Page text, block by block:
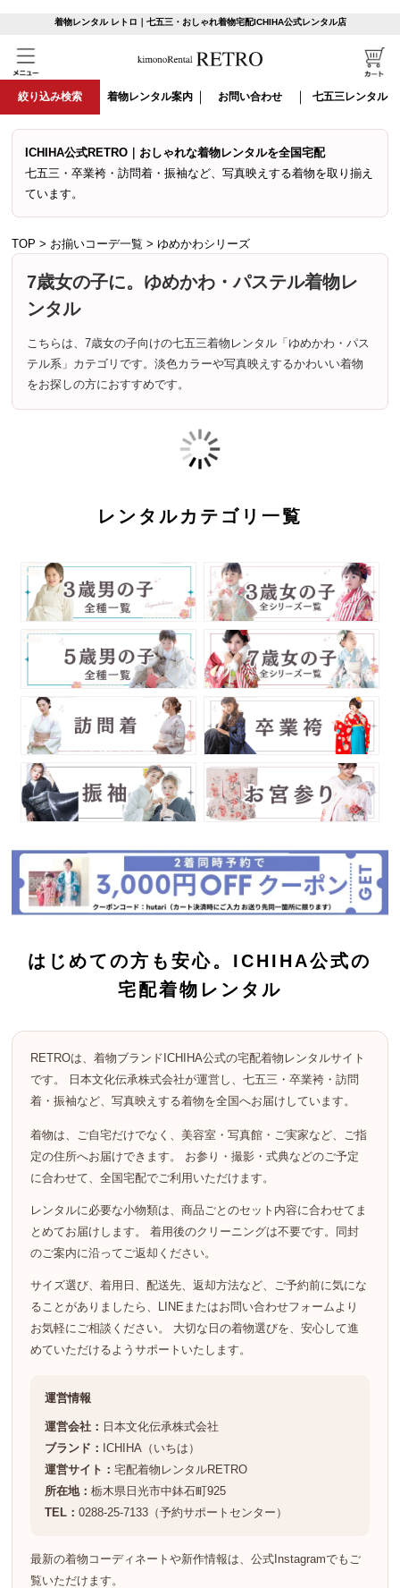
着物レンタル レトロ｜七五三・おしゃれ着物宅配ICHIHA公式レンタル店
絞り込み検索 着物レンタル案内 お問い合わせ 七五三レンタル
ICHIHA公式RETRO｜おしゃれな着物レンタルを全国宅配
七五三・卒業袴・訪問着・振袖など、写真映えする着物を取り揃え
ています。
TOP> お揃いコーデ一覧 >ゆめかわシリーズ
7歳女の子に。ゆめかわ・パステル着物レ
ンタル
こちらは、7歳女の子向けの七五三着物レンタル「ゆめかわ・パス
テル系」カテゴリです。淡色カラーや写真映えするかわいい着物
をお探しの方におすすめです。
レンタルカテゴリ一覧
はじめての方も安心。ICHIHA公式の
宅配着物レンタル
RETROは、着物ブランドICHIHA公式の宅配着物レンタルサイト
です。 日本文化伝承株式会社が運営し、七五三・卒業袴・訪問
着・振袖など、写真映えする着物を全国へお届けしています。
着物は、ご自宅だけでなく、美容室・写真館・ご実家など、ご指
定の住所へお届けできます。 お参り・撮影・式典などのご予定
に合わせて、全国宅配でご利用いただけます。
レンタルに必要な小物類は、商品ごとのセット内容に合わせてま
とめてお届けします。 着用後のクリーニングは不要です。同封
のご案内に沿ってご返却ください。
サイズ選び、着用日、配送先、返却方法など、ご予約前に気にな
ることがありましたら、LINEまたはお問い合わせフォームより
お気軽にご相談ください。 大切な日の着物選びを、安心して進
めていただけるようサポートいたします。
運営情報
運営会社： 日本文化伝承株式会社
ブランド： ICHIHA（いちは）
運営サイト：宅配着物レンタルRETRO
所在地：栃木県日光市中鉢石町925
TEL：0288-25-7133（予約サポートセンター）
最新の着物コーディネートや新作情報は、公式Instagramでもご
覧いただけます。